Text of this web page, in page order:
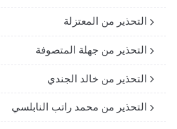
التحذير من المعتزلة
التحذير من جهلة المتصوفة
التحذير من خالد الجندي
التحذير من محمد راتب النابلسي